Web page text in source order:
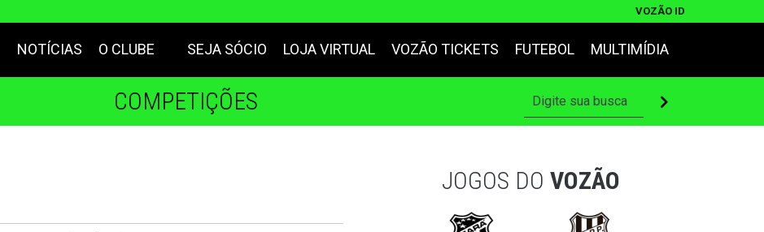
VOZÃO ID
NOTÍCIAS O CLUBE SEJA SÓCIO LOJA VIRTUAL VOZÃO TICKETS FUTEBOL MULTIMÍDIA
COMPETIÇÕES
JOGOS DO VOZÃO